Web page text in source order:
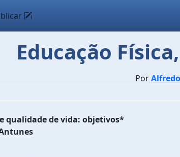
Educação
Por
qualidade de vida: objetivos*